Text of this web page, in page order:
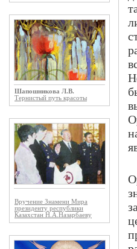
Шапошникова Л.В.
Тернистый путь красоты
Вручение Знамени Мира
президенту республики
Казахстан Н.А.Назарбаеву